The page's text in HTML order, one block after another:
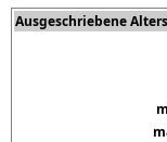
Ausgeschriebene